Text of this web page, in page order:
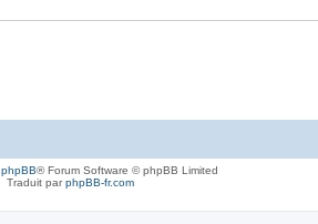
phpBB® Forum Software © phpBB Limited
Traduit parphpBB-fr.com